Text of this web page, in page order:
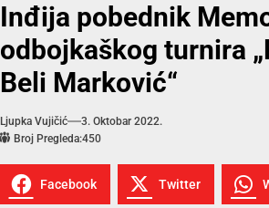
Inđija pobednik
odbojkaškog turnira
Beli Marković“
Ljupka Vujičić
3. Oktobar 2022.
Broj Pregleda:450
Facebook Twitter